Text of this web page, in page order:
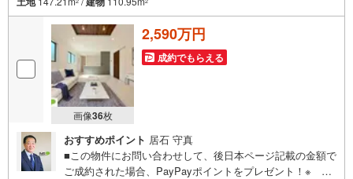
画像36枚
2,590万円
成約でもらえる
おすすめポイント 居石 守真
■この物件にお問い合わせして、後日本ページ記載の金額で
ご成約された場合、PayPayポイントをプレゼント！※ 条